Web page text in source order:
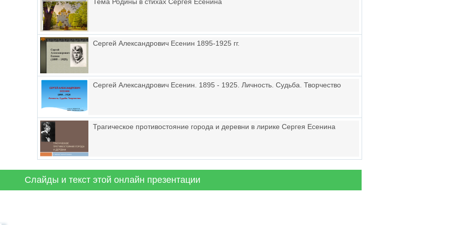
Сергей Александрович Есенин 1895-1925 гг.
Сергей Александрович Есенин. 1895 - 1925. Личность. Судьба. Творчество
Трагическое противостояние города и деревни в лирике Сергея Есенина
Слайды и текст этой онлайн презентации